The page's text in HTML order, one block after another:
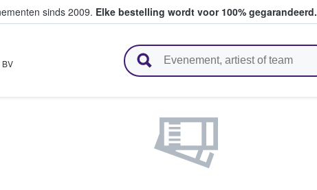
sinds 2009. Elke bestelling wordt voor 100% gegarandeerd.
en verkopen
BV